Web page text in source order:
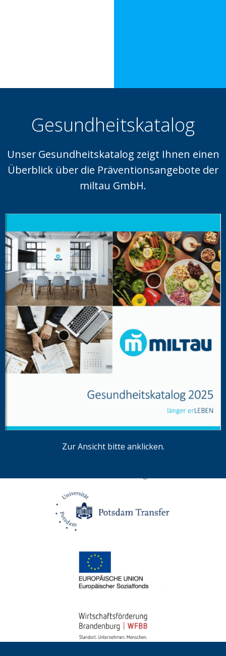
Gesundheitskatalog
Unser Gesundheitskatalog zeigt Ihnen einen
Überblick über die Präventionsangebote der
miltau GmbH.
Zur Ansicht bitte anklicken.